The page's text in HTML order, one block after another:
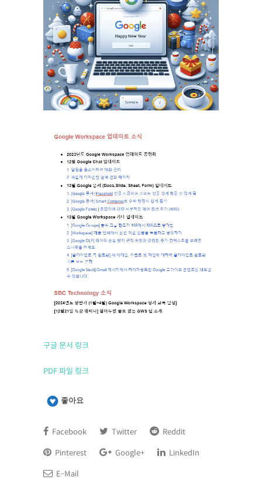
구글 문서 링크
PDF 파일 링크
좋아요
Facebook Twitter Reddit
Pinterest Google+ LinkedIn
E-Mail